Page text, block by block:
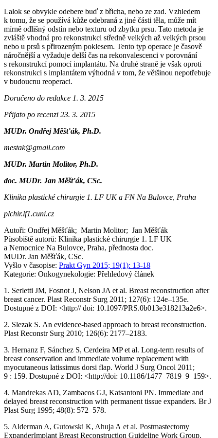
Lalok se obvykle odebere buď z břicha, nebo ze zad. Vzhledem
k tomu, že se používá kůže odebraná z jiné části těla, může mít
mírně odlišný odstín nebo texturu od zbytku prsu. Tato metoda je
zvláště vhodná pro rekonstrukci středně velkých až velkých prsou
nebo u prsů s přirozeným poklesem. Tento typ operace je časově
náročnější a vyžaduje delší čas na rekonvalescenci v porovnání
s rekonstrukcí pomocí implantátu. Na druhé straně je však oproti
rekonstrukci s implantátem výhodná v tom, že většinou nepotřebuje
v budoucnu reoperaci.
Doručeno do redakce 1. 3. 2015
Přijato po recenzi 23. 3. 2015
MUDr. Ondřej Měšťák, Ph.D.
mestak@gmail.com
MUDr. Martin Molitor, Ph.D.
doc. MUDr. Jan Měšťák, CSc.
Klinika plastické chirurgie 1. LF UK a FN Na Bulovce, Praha
plchir.lf1.cuni.cz
Autoři: Ondřej Měšťák; Martin Molitor; Jan Měšťák
Působiště autorů: Klinika plastické chirurgie 1. LF UK
a Nemocnice Na Bulovce, Praha, přednosta doc.
MUDr. Jan Měšťák, CSc.
Vyšlo v časopise: Prakt Gyn 2015; 19(1): 13-18
Kategorie: Onkogynekologie: Přehledový článek
1. Serletti JM, Fosnot J, Nelson JA et al. Breast reconstruction after
breast cancer. Plast Reconstr Surg 2011; 127(6): 124e–135e.
Dostupné z DOI: <http:// doi: 10.1097/PRS.0b013e318213a2e6>.
2. Slezak S. An evidence-based approach to breast reconstruction.
Plast Reconstr Surg 2010; 126(6): 2177–2183.
3. Hernanz F, Sánchez S, Cerdeira MP et al. Long-term results of
breast conservation and immediate volume replacement with
myocutaneous latissimus dorsi flap. World J Surg Oncol 2011;
9 : 159. Dostupné z DOI: <http://doi: 10.1186/1477–7819–9–159>.
4. Mandrekas AD, Zambacos GJ, Katsantoni PN. Immediate and
delayed breast reconstruction with permanent tissue expanders. Br J
Plast Surg 1995; 48(8): 572–578.
5. Alderman A, Gutowski K, Ahuja A et al. Postmastectomy
ExpanderImplant Breast Reconstruction Guideline Work Group.